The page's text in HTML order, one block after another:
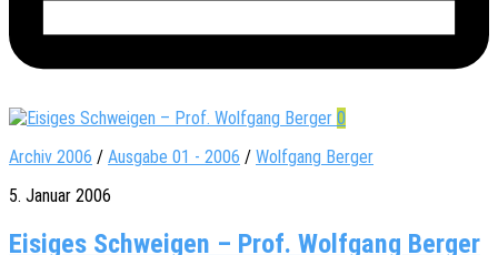
0
Archiv 2006 / Ausgabe 01 - 2006 / Wolfgang Berger
5. Januar 2006
Eisiges Schweigen – Prof. Wolfgang Berger